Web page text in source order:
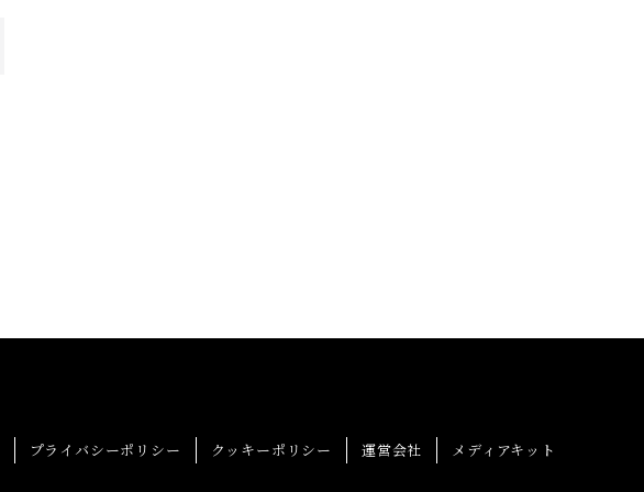
プライバシーポリシー クッキーポリシー 運営会社 メディアキット